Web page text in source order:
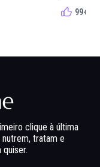
99+
clique à última
tratam e